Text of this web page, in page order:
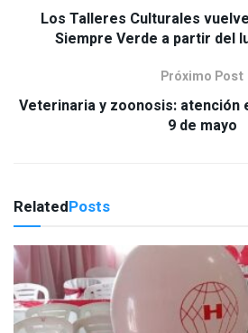
Los Talleres Culturales
Siempre Verde a partir del
Próximo Post
Veterinaria y zoonosis: atención
9 de mayo
RelatedPosts